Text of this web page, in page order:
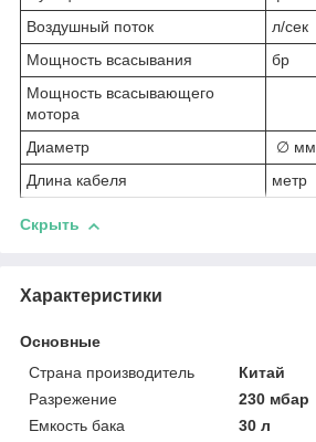
Воздушный поток
л/сек
Мощность всасывания
бр
Мощность всасывающего
мотора
Диаметр ∅ мм
Длина кабеля
метр
Скрыть
Характеристики
Основные
Страна производитель
Китай
Разрежение
230 мбар
Емкость бака
30 л